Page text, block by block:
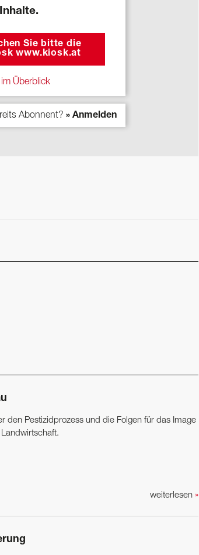
Sie bitte die
www.kiosk.at
Überblick
Abonnent? » Anmelden
den Pestizidprozess und die Folgen für das Image
weiterlesen »